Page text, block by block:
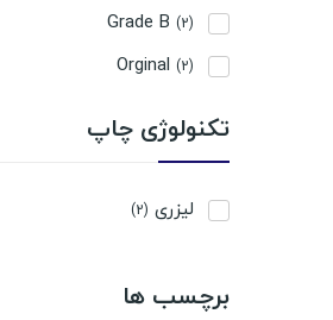
Grade B (2)
Orginal (2)
تکنولوژی چاپ
لیزری (2)
برچسب ها